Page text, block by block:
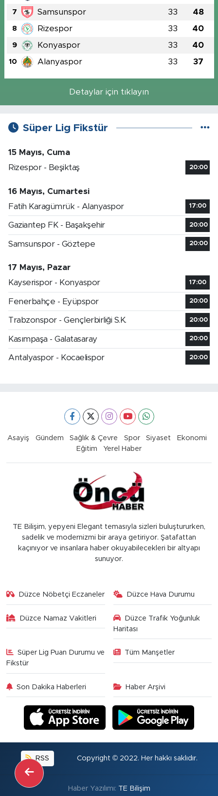
7 Samsunspor 33 48
8 Rizespor 33 40
9 Konyaspor 33 40
10 Alanyaspor 33 37
Detaylar için tıklayın
Süper Lig Fikstür
15 Mayıs, Cuma
Rizespor - Beşiktaş
20:00
16 Mayıs, Cumartesi
Fatih Karagümrük - Alanyaspor
17:00
Gaziantep FK - Başakşehir 20:00
Samsunspor - Göztepe 20:00
17 Mayıs, Pazar
Kayserispor - Konyaspor
17:00
Fenerbahçe - Eyüpspor 20:00
Trabzonspor - Gençlerbirliği S.K. 20:00
Kasımpaşa - Galatasaray 20:00
Antalyaspor - Kocaelispor 20:00
Asayiş Gündem Sağlık & Çevre Spor Siyaset
Ekonomi
Eğitim
Yerel Haber
TE Bilişim, yepyeni Elegant temasıyla sizleri buluştururken,
sadelik ve modernizmi bir araya getiriyor. Şatafattan
kaçınıyor ve insanlara haber okuyabilecekleri bir altyapı
sunuyor.
Düzce Nöbetçi Eczaneler Düzce Hava Durumu
Düzce Namaz Vakitleri
Düzce Trafik Yoğunluk
Haritası
Süper Lig Puan Durumu ve
Fikstür
Tüm Manşetler
Son Dakika Haberleri Haber Arşivi
RSS Copyright © 2022. Her hakkı saklıdır.
Haber Yazılımı: TE Bilişim